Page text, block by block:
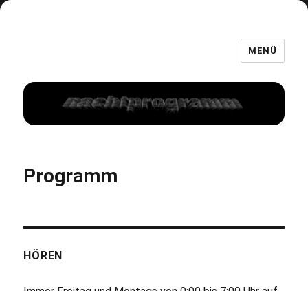
MENÜ
Programm
HÖREN